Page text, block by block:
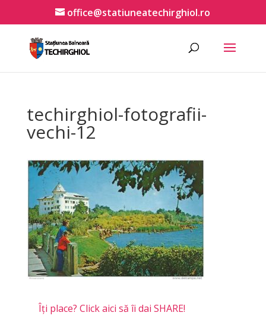
office@statiuneatechirghiol.ro
techirghiol-fotografii-
vechi-12
Îți place? Click aici să îi dai SHARE!